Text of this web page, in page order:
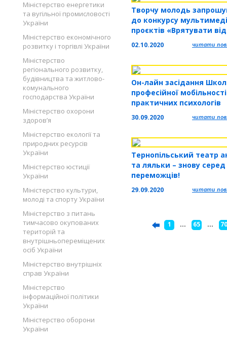
Міністерство енергетики
та вугільної промисловості
України
Міністерство економічного
розвитку і торгівлі України
Міністерство
регіонального розвитку,
будівництва та житлово-
комунального
господарства України
Міністерство охорони
здоров’я
Міністерство екології та
природних ресурсів
України
Міністерство юстиції
України
Міністерство культури,
молоді та спорту України
Міністерство з питань
тимчасово окупованих
територій та
внутрішньопереміщених
осіб України
Міністерство внутрішніх
справ України
Міністерство
інформаційної політики
України
Міністерство оборони
України
Творчу молодь
до конкурсу
проєктів «Врятувати від
забуття»
02.10.2020 читати
Он-лайн засідання
професійної
практичних психологів
закладів професійно-
технічної освіти
30.09.2020 читати
Тернопільський театр
та ляльки – знову серед
переможців!
29.09.2020 читати
1 ... 65 ...